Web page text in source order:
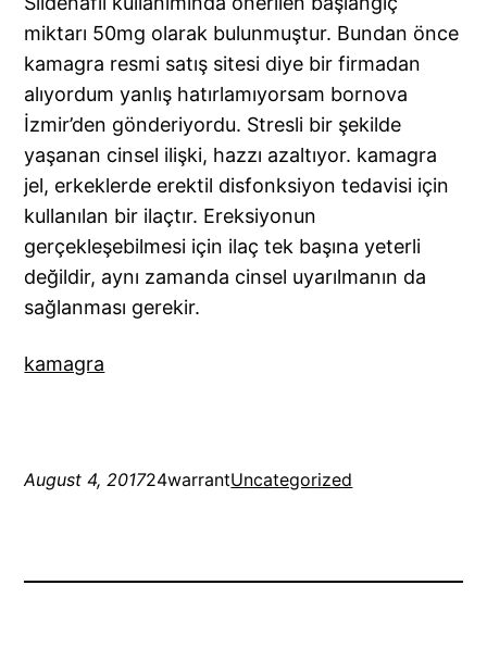
miktarı 50mg olarak bulunmuştur. Bundan önce
kamagra resmi satış sitesi diye bir firmadan
alıyordum yanlış hatırlamıyorsam bornova
İzmir’den gönderiyordu. Stresli bir şekilde
yaşanan cinsel ilişki, hazzı azaltıyor. kamagra
jel, erkeklerde erektil disfonksiyon tedavisi için
kullanılan bir ilaçtır. Ereksiyonun
gerçekleşebilmesi için ilaç tek başına yeterli
değildir, aynı zamanda cinsel uyarılmanın da
sağlanması gerekir.
kamagra
August 4, 201724warrantUncategorized